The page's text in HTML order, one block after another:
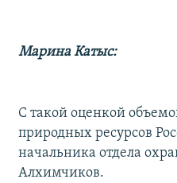
Марина Катыс:
С такой оценкой
природных ресурсов
начальника отдела
Алхимчиков.